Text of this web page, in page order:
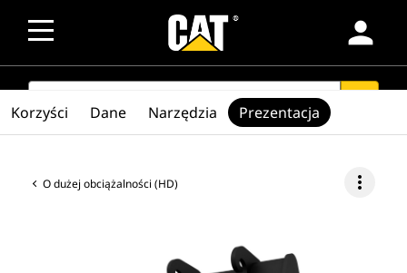
person
SEARCH
O dużej obciążalności (HD) more_vert
Korzyści Dane Narzędzia Prezentacja